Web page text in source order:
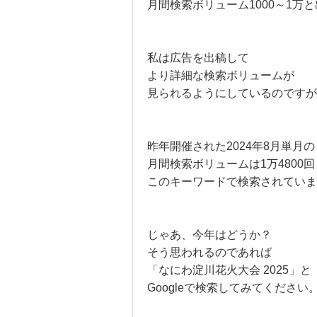
月間検索ボリューム1000～1万と
私は広告を出稿して
より詳細な検索ボリュームが
見られるようにしているのですが
昨年開催された2024年8月単月の
月間検索ボリュームは1万4800回
このキーワードで検索されていま
じゃあ、今年はどうか？
そう思われるのであれば
「なにわ淀川花火大会 2025」と
Googleで検索してみてください。